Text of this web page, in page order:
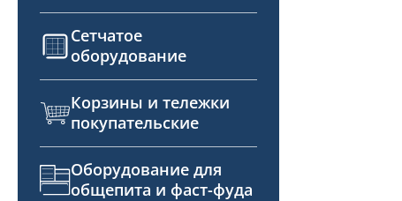
Сетчатое
оборудование
Корзины и тележки
покупательские
Оборудование для
общепита и фаст-фуда